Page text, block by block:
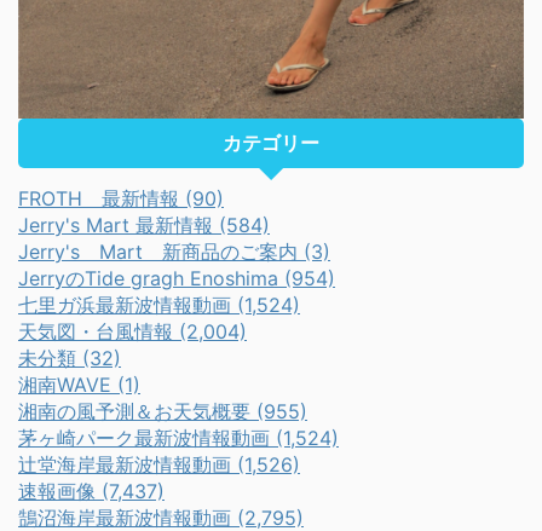
カテゴリー
FROTH 最新情報 (90)
Jerry's Mart 最新情報 (584)
Jerry's Mart 新商品のご案内 (3)
JerryのTide gragh Enoshima (954)
七里ガ浜最新波情報動画 (1,524)
天気図・台風情報 (2,004)
未分類 (32)
湘南WAVE (1)
湘南の風予測＆お天気概要 (955)
茅ヶ崎パーク最新波情報動画 (1,524)
辻堂海岸最新波情報動画 (1,526)
速報画像 (7,437)
鵠沼海岸最新波情報動画 (2,795)